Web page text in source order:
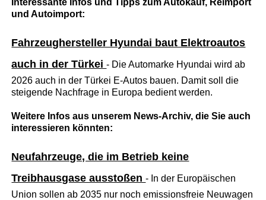
und Autoimport:
Fahrzeughersteller Hyundai baut Elektroautos
auch in der Türkei- Die Automarke Hyundai wird ab
2026 auch in der Türkei E-Autos bauen. Damit soll die
steigende Nachfrage in Europa bedient werden.
Weitere Infos aus unserem News-Archiv, die Sie auch
interessieren könnten:
Neufahrzeuge, die im Betrieb keine
Treibhausgase ausstoßen- In der Europäischen
Union sollen ab 2035 nur noch emissionsfreie Neuwagen